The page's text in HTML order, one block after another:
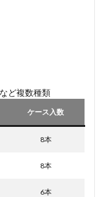
ど複数種類
ケース入数
8本
8本
6本